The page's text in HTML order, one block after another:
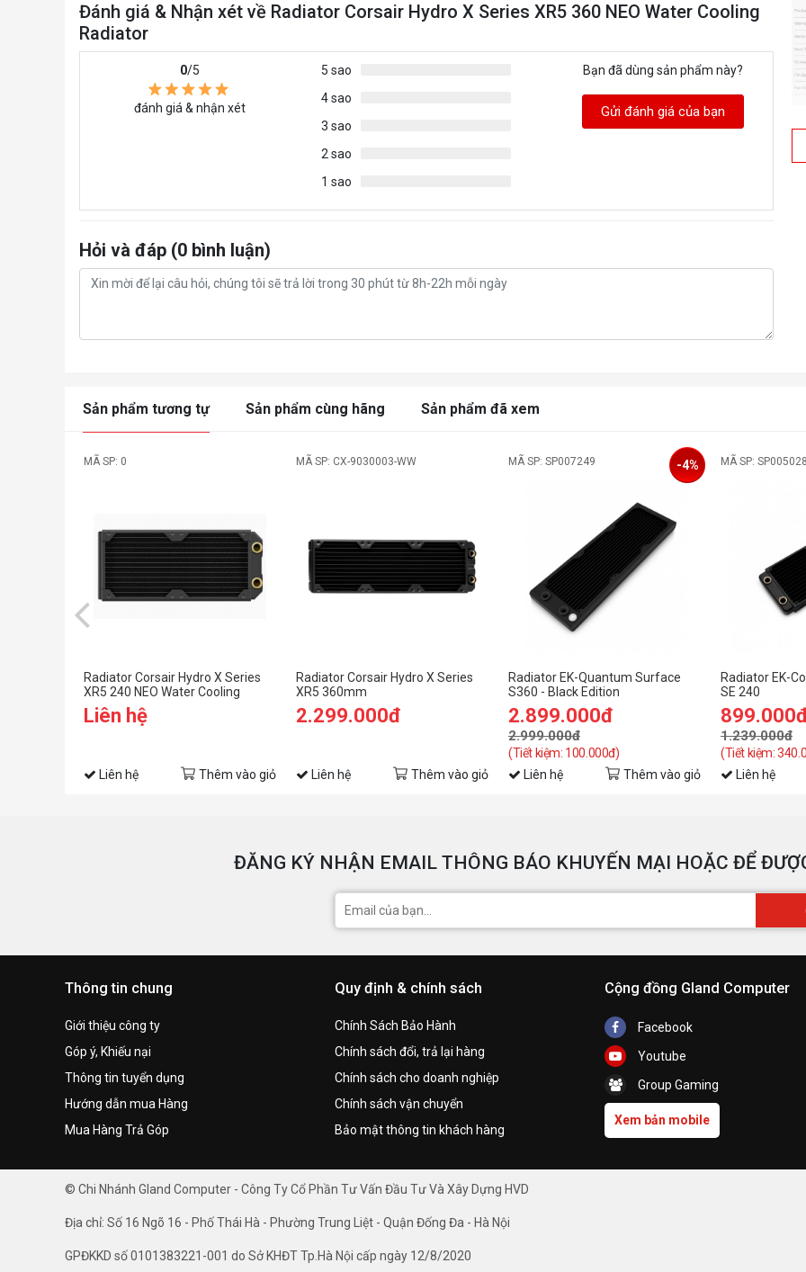
Đánh giá & Nhận xét về Radiator Corsair Hydro X Series XR5 360 NEO Water Cooling
Radiator
0/5
đánh giá & nhận xét
5 sao
4 sao
3 sao
2 sao
1 sao
Bạn đã dùng sản phẩm này?
Gửi đánh giá của bạn
Hỏi và đáp (0 bình luận)
Sản phẩm tương tự Sản phẩm cùng hãng Sản phẩm đã xem
MÃ SP: 0
Radiator Corsair Hydro X Series
XR5 240 NEO Water Cooling
Radiator
Liên hệ
Liên hệ Thêm vào giỏ
MÃ SP: CX-9030003-WW
Radiator Corsair Hydro X Series
XR5 360mm
2.299.000đ
Liên hệ Thêm vào giỏ
MÃ SP: SP007249
Radiator EK-Quantum Surface
S360 - Black Edition
2.899.000đ
2.999.000đ
(Tiết kiệm: 100.000đ)
-4%
Liên hệ Thêm vào giỏ
MÃ SP: SP005028
Radiator EK-
SE 240
1.239.000đ
(Tiết kiệm:
Liên hệ
ĐĂNG KÝ NHẬN EMAIL THÔNG BÁO KHUYẾN MẠI HOẶC ĐỂ
Thông tin chung
Giới thiệu công ty
Góp ý, Khiếu nại
Thông tin tuyển dụng
Hướng dẫn mua Hàng
Mua Hàng Trả Góp
Quy định & chính sách
Chính Sách Bảo Hành
Chính sách đổi, trả lại hàng
Chính sách cho doanh nghiệp
Chính sách vận chuyển
Bảo mật thông tin khách hàng
Cộng đồng Gland Computer
Facebook
Youtube
Group Gaming
Xem bản mobile
© Chi Nhánh Gland Computer - Công Ty Cổ Phần Tư Vấn Đầu Tư Và Xây Dựng HVD
Địa chỉ: Số 16 Ngõ 16 - Phố Thái Hà - Phường Trung Liệt - Quận Đống Đa - Hà Nội
GPĐKKD số 0101383221-001 do Sở KHĐT Tp.Hà Nội cấp ngày 12/8/2020